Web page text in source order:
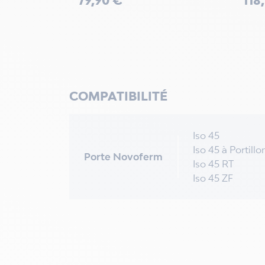
COMPATIBILITÉ
Porte Novoferm
Iso 45
Iso 45 à
Iso 45 RT
Iso 45 ZF